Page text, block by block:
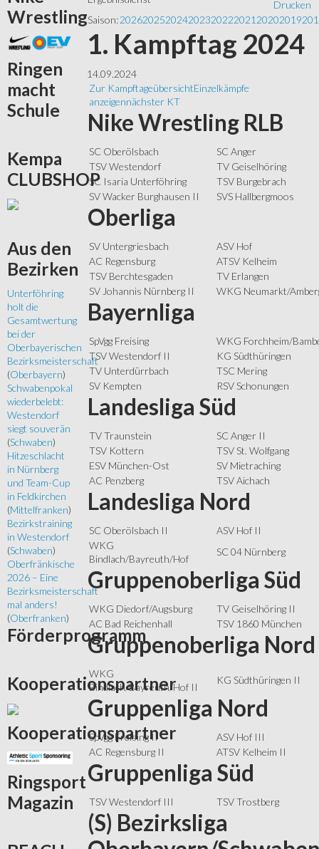
Saison:202620252024202320222021 20202019
1. Kampftag 2024
14.09.2024
Zur KampftageübersichtEinzelkämpfe
anzeigennächster KT
Nike Wrestling RLB
SC Oberölsbach
SC Anger
TSV Westendorf
TV Geiselhöring
SC Isaria Unterföhring
TSV Burgebrach
SV Wacker Burghausen II
SVS Hallbergmoos
Oberliga
SV Untergriesbach
ASV Hof
AC Regensburg
ATSV Kelheim
TSV Berchtesgaden
TV Erlangen
SV Johannis Nürnberg II
WKG Neumarkt/
Bayernliga
SpVgg Freising
WKG Forchheim/
TSV Westendorf II
KG Südthüringen
TV Unterdürrbach
TSC Mering
SV Kempten
RSV Schonungen
Landesliga Süd
TV Traunstein
SC Anger II
TSV Kottern
TSV St. Wolfgang
ESV München-Ost
SV Mietraching
AC Penzberg
TSV Aichach
Landesliga Nord
SC Oberölsbach II
ASV Hof II
WKG
Bindlach/Bayreuth/Hof
SC 04 Nürnberg
Gruppenoberliga Süd
WKG Diedorf/Augsburg
TV Geiselhöring II
AC Bad Reichenhall
TSV 1860 München
Gruppenoberliga Nord
WKG
Bindlach/Bayreuth/Hof II
KG Südthüringen II
Gruppenliga Nord
SpVgg Freising II
ASV Hof III
AC Regensburg II
ATSV Kelheim II
Gruppenliga Süd
TSV Westendorf III TSV Trostberg
(S) Bezirksliga
Wrestling
Ringen
macht
Schule
Kempa
CLUBSHOP
Aus den
Bezirken
Unterföhring
holt die
Gesamtwertung
bei der
Oberbayerischen
Bezirksmeisterschaft
(Oberbayern)
Schwabenpokal
wiederbelebt:
Westendorf
siegt souverän
(Schwaben)
Hitzeschlacht
in Nürnberg
und Team-Cup
in Feldkirchen
(Mittelfranken)
Bezirkstraining
in Westendorf
(Schwaben)
Oberfränkische
2026 – Eine
Bezirksmeisterschaft
mal anders!
(Oberfranken)
Förderprogramm
Kooperationspartner
Kooperationspartner
Ringsport
Magazin